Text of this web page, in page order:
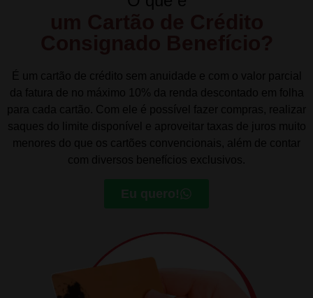
É um cartão de crédito sem anuidade e com o valor parcial
da fatura de no máximo 10% da renda descontado em folha
para cada cartão. Com ele é possível fazer compras, realizar
saques do limite disponível e aproveitar taxas de juros muito
menores do que os cartões convencionais, além de contar
com diversos benefícios exclusivos.
Eu quero!